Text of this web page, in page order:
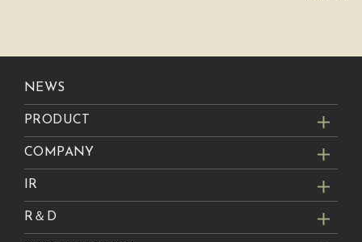
NEWS
PRODUCT
COMPANY
IR
R＆D